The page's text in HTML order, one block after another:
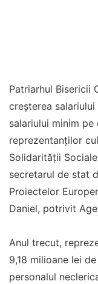
Patriarhul Bisericii
creşterea
salariului minim
reprezentanţilor
Solidarităţii
secretarul de stat
Proiectelor
Daniel, potrivit
Anul trecut,
9,18 milioane lei
personalul